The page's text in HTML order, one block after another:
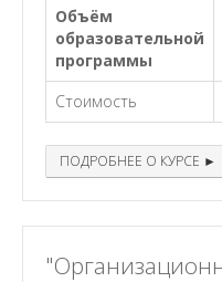
Объём
образовательной
программы
Стоимость
ПОДРОБНЕЕ О КУРСЕ ►